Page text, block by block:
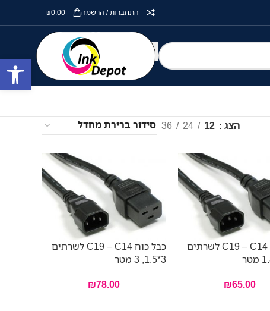
התחברות / הרשמה ₪0.00
הצג 12
24
36
כבל כוח C19 – C14 לשרתים
₪65.00
כבל כוח C19 – C14 לשרתים
3*1.5, 3 מטר
₪78.00
פתח